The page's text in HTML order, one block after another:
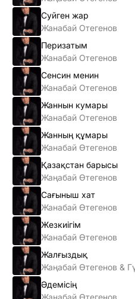
Суйген жар
Жанабай Отегенов
Перизатым
Жанабай Отегенов
Сенсин менин
Жанабай Отегенов
Жаннын кумары
Жанабай Отегенов
Жанның құмары
Жанабай Өтегенов
Қазақстан барысы
Жаңабай Өтегенов
Сағыныш хат
Жанабай Өтегенов
Жезкиігім
Жанабай Өтегенов
Жалғыздық
Әдемiсiң
Жаңабай Өтегенов